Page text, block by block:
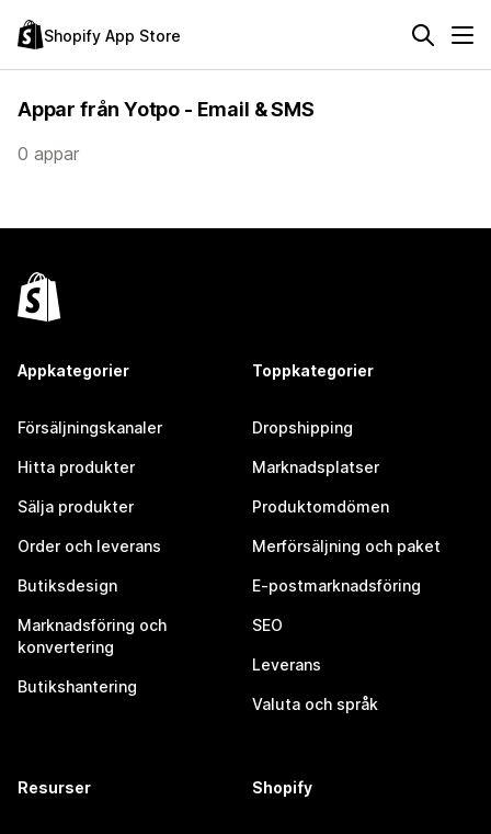
Shopify App Store
Appar från Yotpo - Email & SMS
0 appar
Appkategorier
Försäljningskanaler
Hitta produkter
Sälja produkter
Order och leverans
Butiksdesign
Marknadsföring och
konvertering
Butikshantering
Toppkategorier
Dropshipping
Marknadsplatser
Produktomdömen
Merförsäljning och paket
E-postmarknadsföring
SEO
Leverans
Valuta och språk
Resurser Shopify